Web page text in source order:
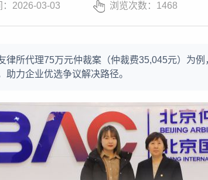
2026-03-03 浏览次数： 1468
律所代理75万元仲裁案（仲裁费35,045元）为
助力企业优选争议解决路径。